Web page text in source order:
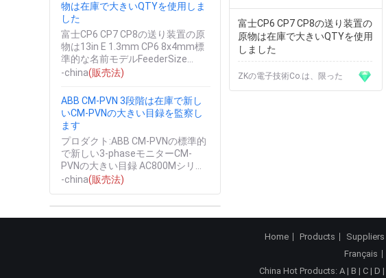
物は在庫で大きいQTYを使用しま
した
富士CP6 CP7 CP8の送り装置の原
物は13in E 1.3mm CP6 8x4mm標
準的な名前モデルFeederSize
ReelSize様式...
-china(販売法)
ABB CM-PVN 3段階は在庫で新し
いCM-PVNの大きい目録を監察し
ます
プロダクト:ABB CM-PVNの標準的
で新しい3-phaseモニターCM-
PVNの大きい目録 AC800Mシリー
ズ モジュール、工業用ロボットの
-china(販売法)
富士CP6 CP7 CP8の送り装置の
原物は在庫で大きいQTYを使用
しました
ZKの電子技術Co.は、限った
Home Products Suppliers
Français
China Hot Products: A | B | C | D |